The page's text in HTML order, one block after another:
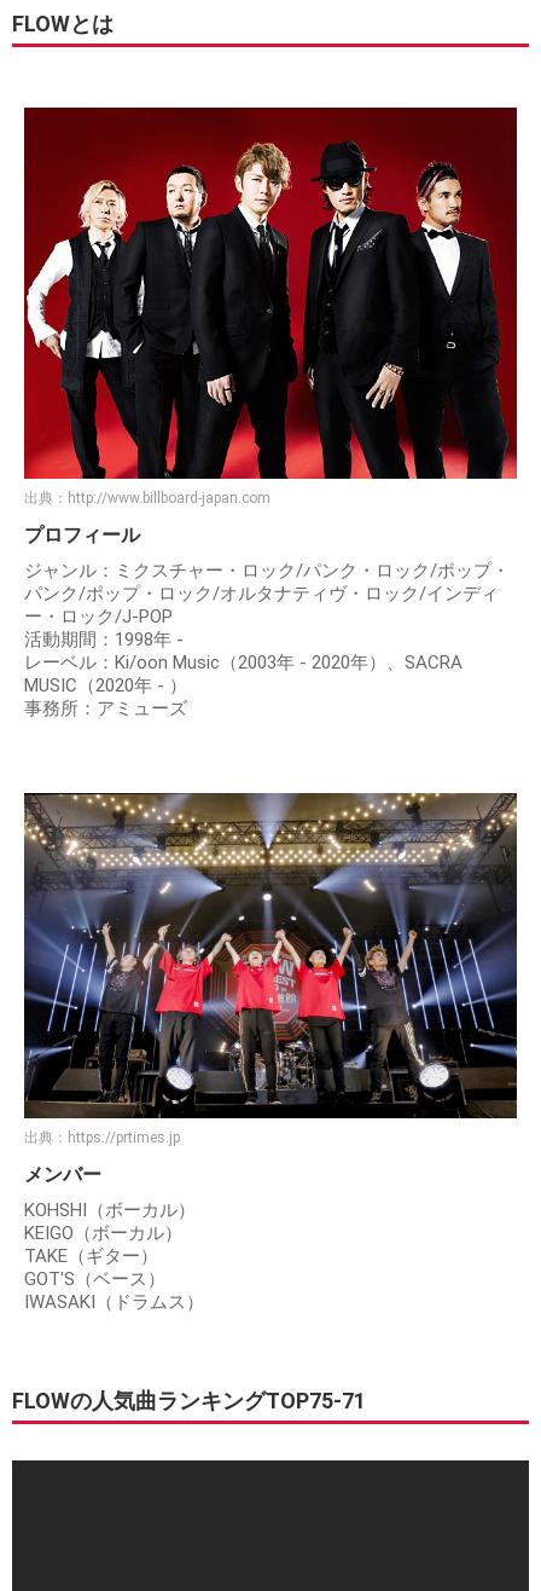
FLOWとは
出典： http://www.billboard-japan.com
プロフィール
ジャンル：ミクスチャー・ロック/パンク・ロック/ポップ・
パンク/ポップ・ロック/オルタナティヴ・ロック/インディ
ー・ロック/J-POP
活動期間：1998年 -
レーベル：Ki/oon Music（2003年 - 2020年）、SACRA
MUSIC（2020年 - ）
事務所：アミューズ
出典： https://prtimes.jp
メンバー
KOHSHI（ボーカル）
KEIGO（ボーカル）
TAKE（ギター）
GOT'S（ベース）
IWASAKI（ドラムス）
FLOWの人気曲ランキングTOP75-71